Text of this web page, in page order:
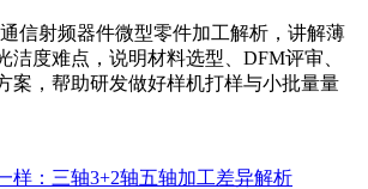
信射频器件微型零件加工解析，讲解薄
洁度难点，说明材料选型、DFM评审、
案，帮助研发做好样机打样与小批量量